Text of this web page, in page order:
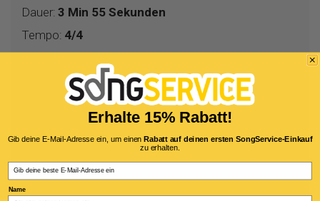
Dauer: 3 Min 55 Sekunden
Tempo: 4/4
BPM:113
D
320 Kbit/s
Hintergrundstimme: Ja
Akkorde: Ja (*)
Erhalte 15% Rabatt!
Gib deine E-Mail-Adresse ein, um einenRabatt auf deinen ersten SongService-Einkauf
zu erhalten.
Email
Name